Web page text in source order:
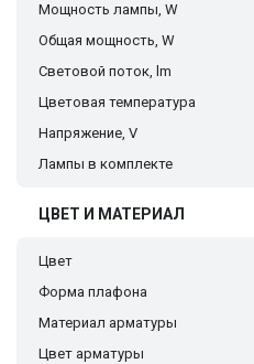
Мощность лампы, W
Общая мощность, W
Световой поток, lm
Цветовая температура
Напряжение, V
Лампы в комплекте
ЦВЕТ И МАТЕРИАЛ
Цвет
Форма плафона
Материал арматуры
Цвет арматуры